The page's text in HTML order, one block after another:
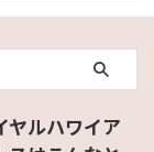
ヤルハワイア